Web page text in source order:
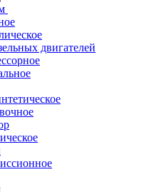
двигателей